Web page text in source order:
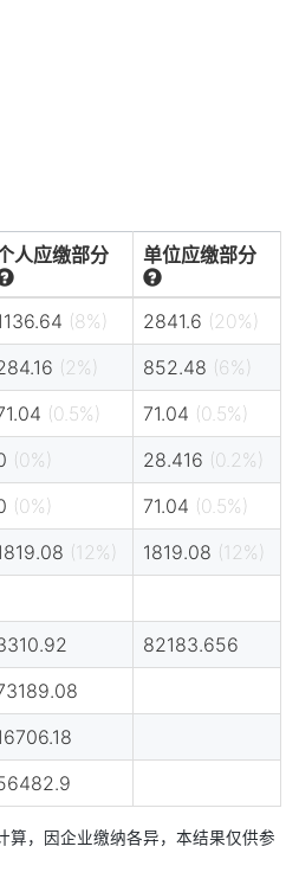
人应缴部分 单位应缴部分
(8%) 2841.6 (20%)
(2%) 852.48 (6%)
(0.5%) 71.04 (0.5%)
(0%) 28.416 (0.2%)
(0%) 71.04 (0.5%)
(12%) 1819.08 (12%)
82183.656
算，因企业缴纳各异，本结果仅供参